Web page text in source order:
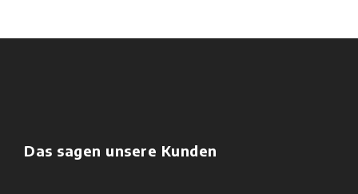
Das sagen unsere Kunden